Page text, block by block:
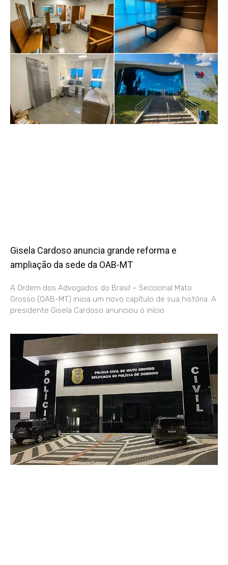
Gisela Cardoso anuncia grande reforma e
ampliação da sede da OAB-MT
A Ordem dos Advogados do Brasil – Seccional Mato
Grosso (OAB-MT) inicia um novo capítulo de sua história. A
presidente Gisela Cardoso anunciou o início